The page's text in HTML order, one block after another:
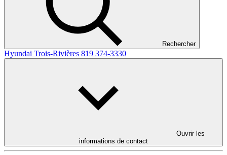
Rechercher
Hyundai Trois-Rivières 819 374-3330
Ouvrir les
informations de contact